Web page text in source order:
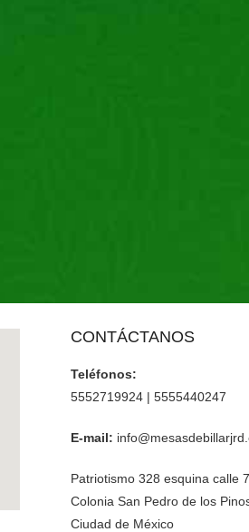
CONTÁCTANOS
Teléfonos:
5552719924 | 5555440247
E-mail:
Patriotismo 328 esquina calle 7,
Colonia San Pedro de los
Ciudad de México